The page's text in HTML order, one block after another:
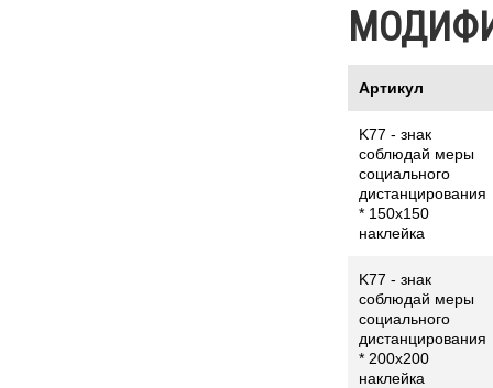
Артикул
K77 - знак
соблюдай меры
социального
дистанцирования
* 150x150
наклейка
K77 - знак
соблюдай меры
социального
дистанцирования
* 200x200
наклейка